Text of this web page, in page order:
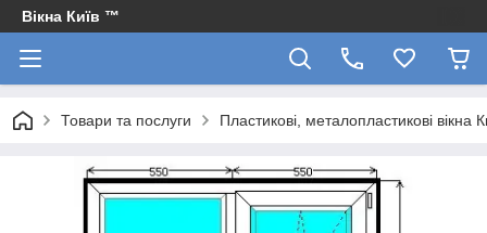
Вікна Київ ™
Товари та послуги Пластикові, металопластикові